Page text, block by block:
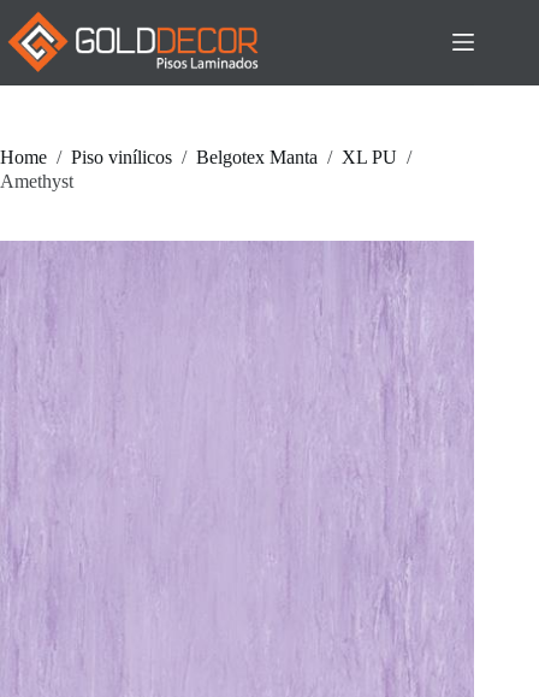
Pular
para
conteúdo
Home / Piso vinílicos / Belgotex Manta / XL PU /
Amethyst